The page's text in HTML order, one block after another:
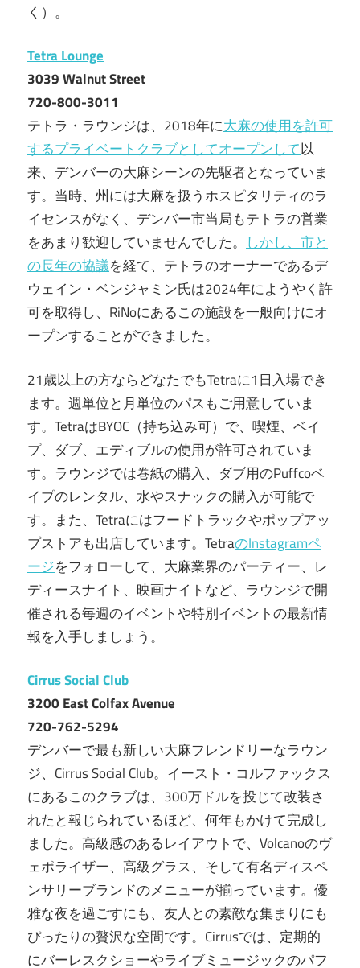
く）。
Tetra Lounge
3039 Walnut Street
720-800-3011
テトラ・ラウンジは、2018年に大麻の使用を許可
するプライベートクラブとしてオープンして以
来、デンバーの大麻シーンの先駆者となっていま
す。当時、州には大麻を扱うホスピタリティのラ
イセンスがなく、デンバー市当局もテトラの営業
をあまり歓迎していませんでした。 しかし、市と
の長年の協議を経て、テトラのオーナーであるデ
ウェイン・ベンジャミン氏は2024年にようやく許
可を取得し、RiNoにあるこの施設を一般向けにオ
ープンすることができました。
21歳以上の方ならどなたでもTetraに1日入場でき
ます。週単位と月単位のパスもご用意していま
す。TetraはBYOC（持ち込み可）で、喫煙、ベイ
プ、ダブ、エディブルの使用が許可されていま
す。ラウンジでは巻紙の購入、ダブ用のPuffcoベ
イプのレンタル、水やスナックの購入が可能で
す。また、Tetraにはフードトラックやポップアッ
プストアも出店しています。TetraのInstagramペ
ージをフォローして、大麻業界のパーティー、レ
ディースナイト、映画ナイトなど、ラウンジで開
催される毎週のイベントや特別イベントの最新情
報を入手しましょう。
Cirrus Social Club
3200 East Colfax Avenue
720-762-5294
デンバーで最も新しい大麻フレンドリーなラウン
ジ、Cirrus Social Club。イースト・コルファックス
にあるこのクラブは、300万ドルを投じて改装さ
れたと報じられているほど、何年もかけて完成し
ました。高級感のあるレイアウトで、Volcanoのヴ
ェポライザー、高級グラス、そして有名ディスペ
ンサリーブランドのメニューが揃っています。優
雅な夜を過ごすにも、友人との素敵な集まりにも
ぴったりの贅沢な空間です。Cirrusでは、定期的
にバーレスクショーやライブミュージックのパフ